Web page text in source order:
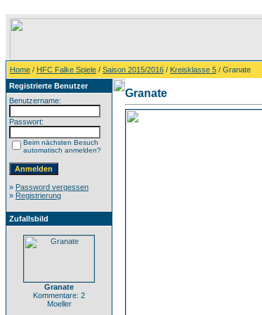
Home / HFC Falke Spiele / Saison 2015/2016 / Kreisklasse 5 / Granate
Registrierte Benutzer
Benutzername:
Passwort:
Beim nächsten Besuch
automatisch anmelden?
» Password vergessen
» Registrierung
Zufallsbild
Granate
Kommentare: 2
Moeller
Granate